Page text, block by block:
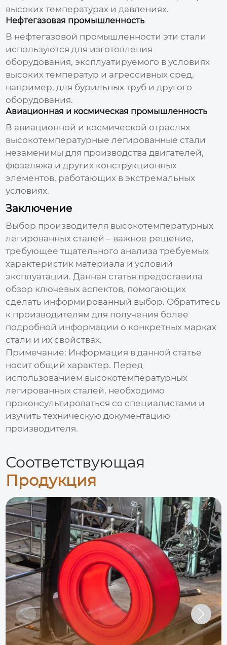
высоких температурах и давлениях.
Нефтегазовая промышленность
В нефтегазовой промышленности эти стали
используются для изготовления
оборудования, эксплуатируемого в условиях
высоких температур и агрессивных сред,
например, для бурильных труб и другого
оборудования.
Авиационная и космическая промышленность
В авиационной и космической отраслях
высокотемпературные легированные стали
незаменимы для производства двигателей,
фюзеляжа и других конструкционных
элементов, работающих в экстремальных
условиях.
Заключение
Выбор производителя высокотемпературных
легированных сталей – важное решение,
требующее тщательного анализа требуемых
характеристик материала и условий
эксплуатации. Данная статья предоставила
обзор ключевых аспектов, помогающих
сделать информированный выбор. Обратитесь
к производителям для получения более
подробной информации о конкретных марках
стали и их свойствах.
Примечание: Информация в данной статье
носит общий характер. Перед
использованием высокотемпературных
легированных сталей, необходимо
проконсультироваться со специалистами и
изучить техническую документацию
производителя.
Соответствующая
Продукция